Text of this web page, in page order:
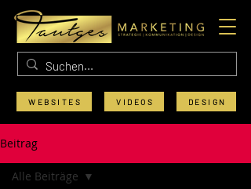
WEBSITES VIDEOS DESIGN
Beitrag
Alle Beiträge